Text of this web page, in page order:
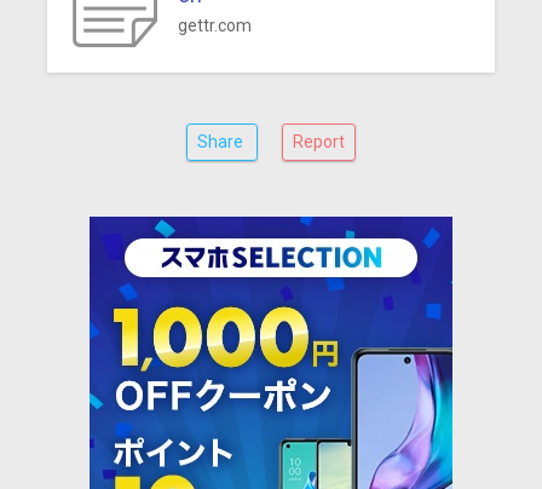
gettr.com
Share Report